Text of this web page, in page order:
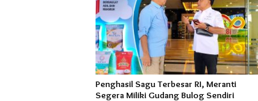
Penghasil Sagu Terbesar RI, Meranti
Segera Miliki Gudang Bulog Sendiri